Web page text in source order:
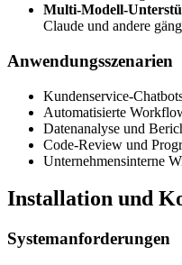
Multi-Modell-
Claude und andere
Anwendungsszenarien
Kundenservice-
Automatisierte
Datenanalyse und
Code-Review und
Unternehmensinterne
Installation und
Systemanforderungen